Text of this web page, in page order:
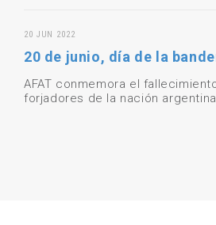
20 JUN 2022
20 de junio, día de la
AFAT conmemora el
forjadores de la nación